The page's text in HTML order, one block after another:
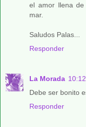
el amor llena de
mar.
Saludos Palas...
Responder
La Morada
Debe ser bonito
Responder